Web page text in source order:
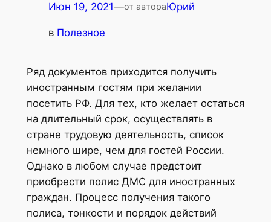
Июн 19, 2021—от автораЮрий
в Полезное
Ряд документов приходится получить
иностранным гостям при желании
посетить РФ. Для тех, кто желает остаться
на длительный срок, осуществлять в
стране трудовую деятельность, список
немного шире, чем для гостей России.
Однако в любом случае предстоит
приобрести полис ДМС для иностранных
граждан. Процесс получения такого
полиса, тонкости и порядок действий